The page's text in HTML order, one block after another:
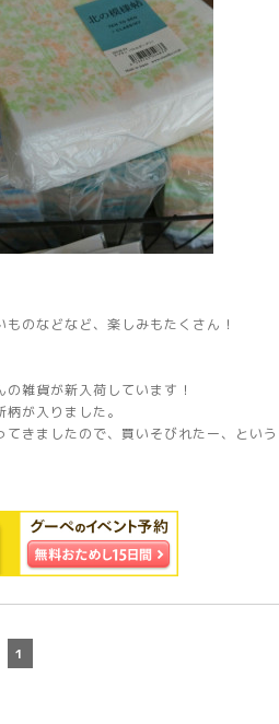
のなどなど、楽しみもたくさん！
雑貨が新入荷しています！
が入りました。
きましたので、買いそびれたー、とい
1